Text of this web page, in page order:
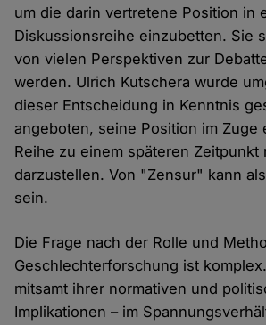
um die darin vertretene Position in
Diskussionsreihe einzubetten. Sie
von vielen Perspektiven zur
werden. Ulrich Kutschera wurde
dieser Entscheidung in Kenntnis
angeboten, seine Position im Zuge
Reihe zu einem späteren Zeitpunkt
darzustellen. Von "Zensur" kann
sein.
Die Frage nach der Rolle und
Geschlechterforschung ist
mitsamt ihrer normativen und
Implikationen – im